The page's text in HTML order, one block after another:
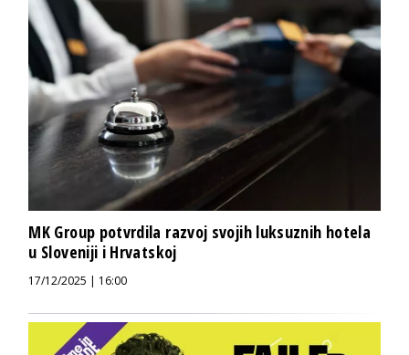
MK Group potvrdila razvoj svojih luksuznih hotela
u Sloveniji i Hrvatskoj
17/12/2025 | 16:00